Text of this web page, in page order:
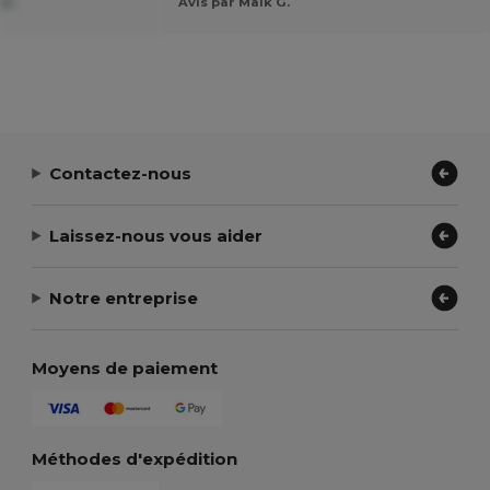
Contactez-nous
Laissez-nous vous aider
Notre entreprise
Moyens de paiement
Méthodes d'expédition